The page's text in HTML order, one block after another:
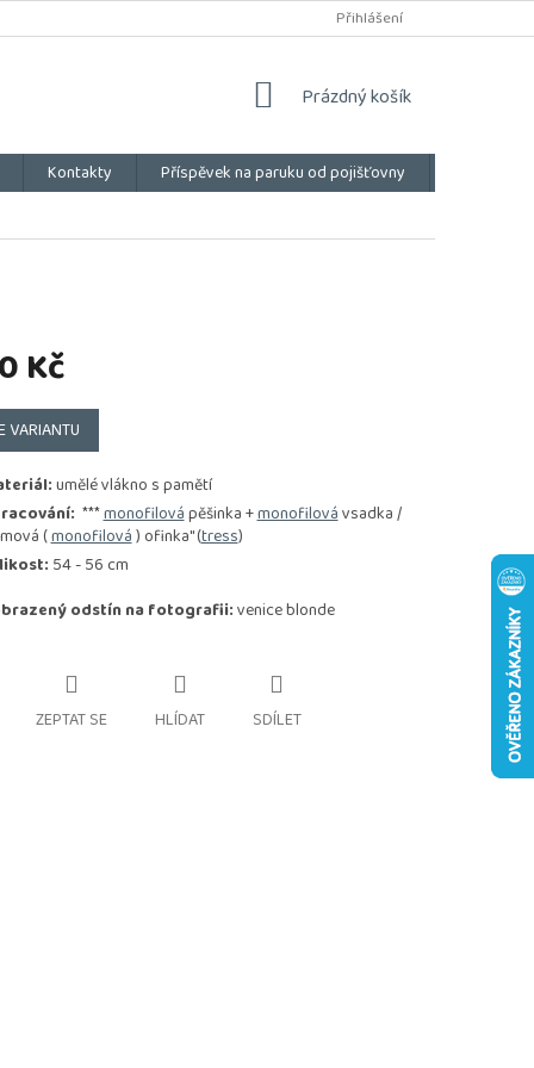
Přihlášení
NÁKUPNÍ
Prázdný košík
Kontakty Příspěvek na paruku od pojišťovny
Kč
VARIANTU
umělé vlákno s pamětí
***monofilovápěšinka +monofilovávsadka /
(monofilová) ofinka" (tress)
54 - 56 cm
odstín na fotografii:venice blonde
ZEPTAT SE HLÍDAT SDÍLET